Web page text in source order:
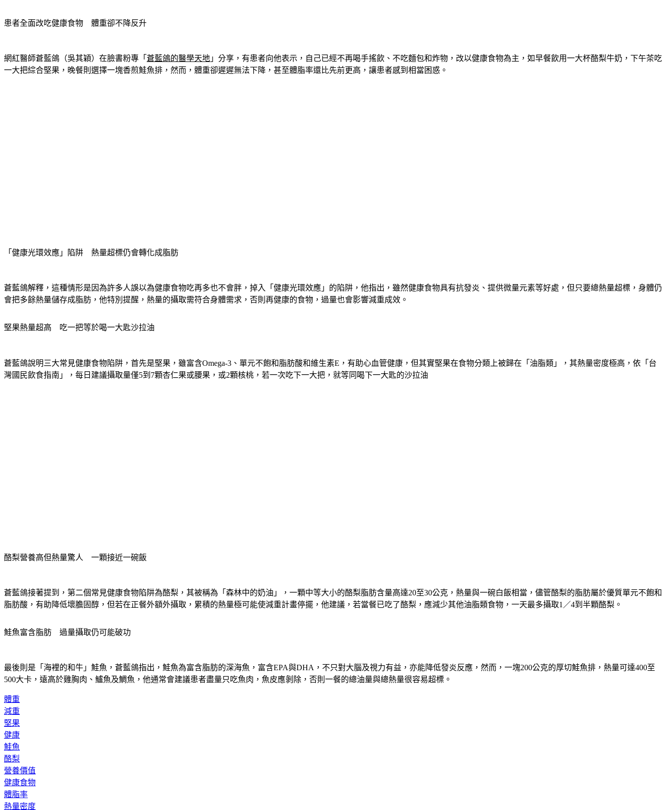
患者全面改吃健康食物　體重卻不降反升
網紅醫師蒼藍鴿（吳其穎）在臉書粉專「 蒼藍鴿的醫學天地 」分享，有患者向他表示，自己已經不再喝手搖飲、不吃麵包和炸物，改以健康食物為主，如早餐飲用一大杯酪梨牛奶，下午茶吃
一大把綜合堅果，晚餐則選擇一塊香煎鮭魚排，然而，體重卻遲遲無法下降，甚至體脂率還比先前更高，讓患者感到相當困惑。
「健康光環效應」陷阱　熱量超標仍會轉化成脂肪
蒼藍鴿解釋，這種情形是因為許多人誤以為健康食物吃再多也不會胖，掉入「健康光環效應」的陷阱，他指出，雖然健康食物具有抗發炎、提供微量元素等好處，但只要總熱量超標，身體仍
會把多餘熱量儲存成脂肪，他特別提醒，熱量的攝取需符合身體需求，否則再健康的食物，過量也會影響減重成效。
堅果熱量超高　吃一把等於喝一大匙沙拉油
蒼藍鴿說明三大常見健康食物陷阱，首先是堅果，雖富含Omega-3、單元不飽和脂肪酸和維生素E，有助心血管健康，但其實堅果在食物分類上被歸在「油脂類」，其熱量密度極高，依「台
灣國民飲食指南」，每日建議攝取量僅5到7顆杏仁果或腰果，或2顆核桃，若一次吃下一大把，就等同喝下一大匙的沙拉油
酪梨營養高但熱量驚人　一顆接近一碗飯
蒼藍鴿接著提到，第二個常見健康食物陷阱為酪梨，其被稱為「森林中的奶油」，一顆中等大小的酪梨脂肪含量高達20至30公克，熱量與一碗白飯相當，儘管酪梨的脂肪屬於優質單元不飽和
脂肪酸，有助降低壞膽固醇，但若在正餐外額外攝取，累積的熱量極可能使減重計畫停擺，他建議，若當餐已吃了酪梨，應減少其他油脂類食物，一天最多攝取1／4到半顆酪梨。
鮭魚富含脂肪　過量攝取仍可能破功
最後則是「海裡的和牛」鮭魚，蒼藍鴿指出，鮭魚為富含脂肪的深海魚，富含EPA與DHA，不只對大腦及視力有益，亦能降低發炎反應，然而，一塊200公克的厚切鮭魚排，熱量可達400至
500大卡，遠高於雞胸肉、鱸魚及鯛魚，他通常會建議患者盡量只吃魚肉，魚皮應剝除，否則一餐的總油量與總熱量很容易超標。
體重
減重
堅果
健康
鮭魚
酪梨
營養價值
健康食物
體脂率
熱量密度